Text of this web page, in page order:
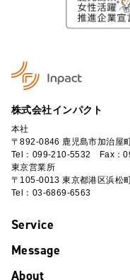
株式会社インパクト
本社
〒892-0846 鹿児島市加治屋
Tel： 099-210-5532 Fax：
東京営業所
〒105-0013 東京都港区浜松
Tel： 03-6869-6563
Service
Message
About